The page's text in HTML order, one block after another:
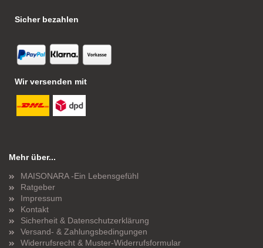
Sicher bezahlen
Wir versenden mit
Mehr über...
MAISONARA -Ein Lebensgefühl
Ratgeber
Impressum
Kontakt
Sicherheit & Datenschutzerklärung
Versand- & Zahlungsbedingungen
Widerrufsrecht & Muster-Widerrufsformular